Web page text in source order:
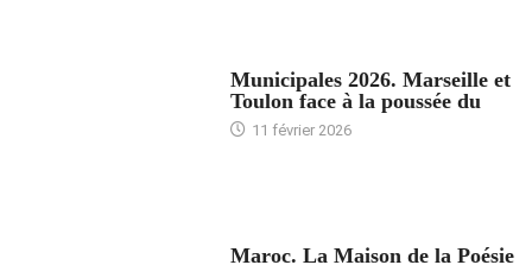
Municipales 2026. Marseille et
Toulon face à la poussée du
11 février 2026
Maroc. La Maison de la Poésie